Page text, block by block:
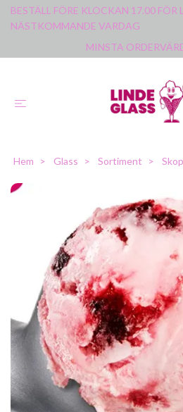
BESTÄLL FÖRE KLOCKAN 17.00 FÖR
NÄSTKOMMANDE VARDAG
MINSTA
Hem Glass Sortiment